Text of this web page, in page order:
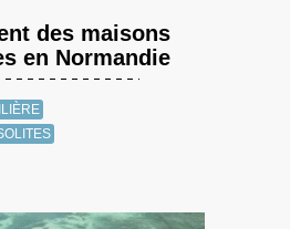
des maisons
en Normandie